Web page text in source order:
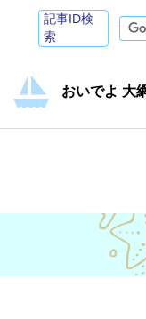
記事ID検
索
おいでよ 大